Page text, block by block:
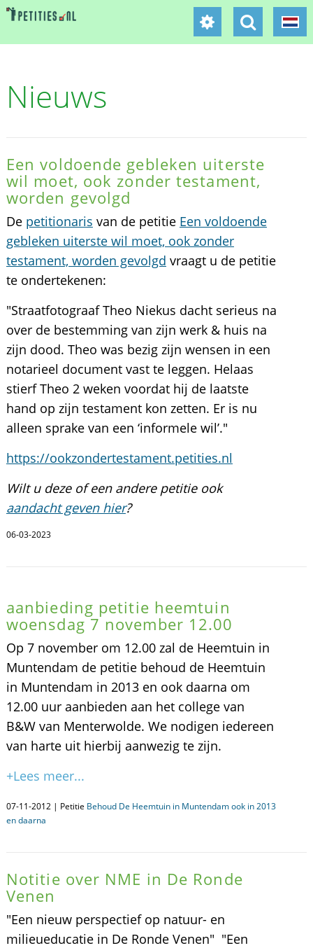
Nieuws
Een voldoende gebleken uiterste
wil moet, ook zonder testament,
worden gevolgd
De petitionaris van de petitie Een voldoende
gebleken uiterste wil moet, ook zonder
testament, worden gevolgd vraagt u de petitie
te ondertekenen:
"Straatfotograaf Theo Niekus dacht serieus na
over de bestemming van zijn werk & huis na
zijn dood. Theo was bezig zijn wensen in een
notarieel document vast te leggen. Helaas
stierf Theo 2 weken voordat hij de laatste
hand op zijn testament kon zetten. Er is nu
alleen sprake van een ‘informele wil’."
https://ookzondertestament.petities.nl
Wilt u deze of een andere petitie ook
aandacht geven hier?
06-03-2023
aanbieding petitie heemtuin
woensdag 7 november 12.00
Op 7 november om 12.00 zal de Heemtuin in
Muntendam de petitie behoud de Heemtuin
in Muntendam in 2013 en ook daarna om
12.00 uur aanbieden aan het college van
B&W van Menterwolde. We nodigen iedereen
van harte uit hierbij aanwezig te zijn.
+Lees meer...
07-11-2012 | Petitie Behoud De Heemtuin in Muntendam ook in 2013
en daarna
Notitie over NME in De Ronde
Venen
"Een nieuw perspectief op natuur- en
milieueducatie in De Ronde Venen" "Een